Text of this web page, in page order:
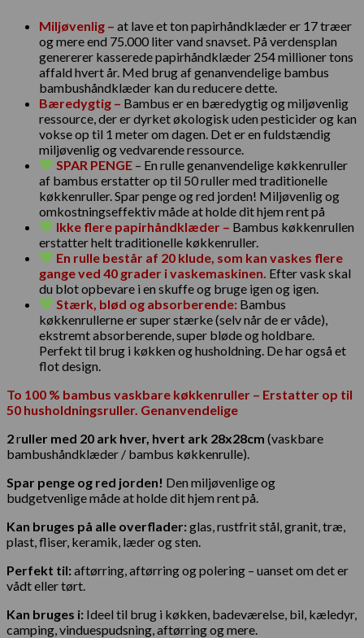
Miljøvenlig – at lave et ton papirhåndklæder er 17 træer
og mere end 75.000 liter vand snavset. På verdensplan
genererer kasserede papirhåndklæder 254 millioner tons
affald hvert år. Med brug af genanvendelige bambus
bambushåndklæder kan du reducere dette.
Bæredygtig – Bambus er en bæredygtig og miljøvenlig
ressource, der er dyrket økologisk uden pesticider og kan
vokse op til 1 meter om dagen. Det er en fuldstændig
miljøvenlig og vedvarende ressource.
SPAR PENGE – En rulle genanvendelige køkkenruller
af bambus erstatter op til 50 ruller med traditionelle
køkkenruller. Spar penge og red jorden! Miljøvenlig og
omkostningseffektiv måde at holde dit hjem rent på
Ikke flere papirhåndklæder – Bambus køkkenrullen
erstatter helt traditionelle køkkenruller.
En rulle består af 20 klude, som kan vaskes flere
gange ved 40 grader i vaskemaskinen. Efter vask skal
du blot opbevare i en skuffe og bruge igen og igen.
Stærk, blød og absorberende: Bambus
køkkenrullerne er super stærke (selv når de er våde),
ekstremt absorberende, super bløde og holdbare.
Perfekt til brug i køkken og husholdning. De har også et
flot design.
To 100 % bambus vaskbare køkkenruller – Erstatter op til
50 husholdningsruller. Genanvendelige
2ruller med 20 ark hver, hvert ark 28x28cm (vaskbare
bambushåndklæder / bambus køkkenrulle).
Spar penge og red jorden! Den miljøvenlige og
budgetvenlige måde at holde dit hjem rent på.
Kan bruges på alle overflader:glas, rustfrit stål, granit, træ,
plast, fliser, keramik, læder og sten.
Perfekt til:aftørring, aftørring og polering – uanset om det er
vådt eller tørt.
Kan bruges i: Ideel til brug i køkken, badeværelse, bil, kæledyr,
camping, vinduespudsning, aftørring og mere.